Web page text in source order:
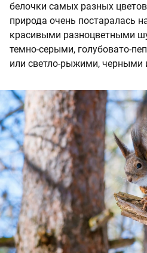
белочки самых разных
природа очень постаралась
красивыми разноцветными
темно-серыми, голубовато-
или светло-рыжими, черными